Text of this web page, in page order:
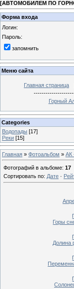
[АВТОМОБИЛЕМ ПО
Форма входа
Логин:
Пароль:
запомнить
Меню сайта
Главная страница
Горный
Categories
Водопады [17]
Реки [15]
Главная » Фотоальбом » АК
Фотографий в альбоме: 17
Сортировать по: Дате ·
Горы
Долина